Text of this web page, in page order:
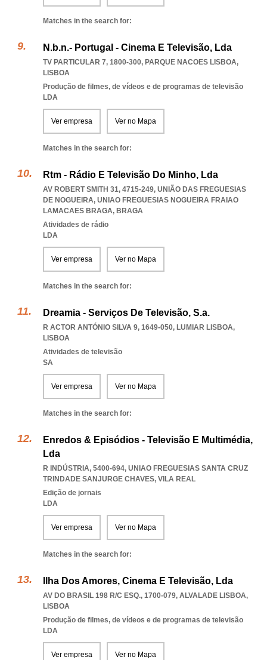
Matches in the search for:
N.b.n.- Portugal - Cinema E Televisão, Lda
TV PARTICULAR 7, 1800-300, PARQUE NACOES LISBOA,
LISBOA
Produção de filmes, de vídeos e de programas de televisão
LDA
Ver empresa Ver no Mapa
Matches in the search for:
Rtm - Rádio E Televisão Do Minho, Lda
AV ROBERT SMITH 31, 4715-249, UNIÃO DAS FREGUESIAS
DE NOGUEIRA, UNIAO FREGUESIAS NOGUEIRA FRAIAO
LAMACAES BRAGA, BRAGA
Atividades de rádio
LDA
Ver empresa Ver no Mapa
Matches in the search for:
Dreamia - Serviços De Televisão, S.a.
R ACTOR ANTÓNIO SILVA 9, 1649-050, LUMIAR LISBOA,
LISBOA
Atividades de televisão
SA
Ver empresa Ver no Mapa
Matches in the search for:
Enredos & Episódios - Televisão E Multimédia,
Lda
R INDÚSTRIA, 5400-694, UNIAO FREGUESIAS SANTA CRUZ
TRINDADE SANJURGE CHAVES, VILA REAL
Edição de jornais
LDA
Ver empresa Ver no Mapa
Matches in the search for:
Ilha Dos Amores, Cinema E Televisão, Lda
AV DO BRASIL 198 R/C ESQ., 1700-079, ALVALADE LISBOA,
LISBOA
Produção de filmes, de vídeos e de programas de televisão
LDA
Ver empresa Ver no Mapa